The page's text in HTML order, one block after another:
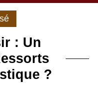
: Un
?